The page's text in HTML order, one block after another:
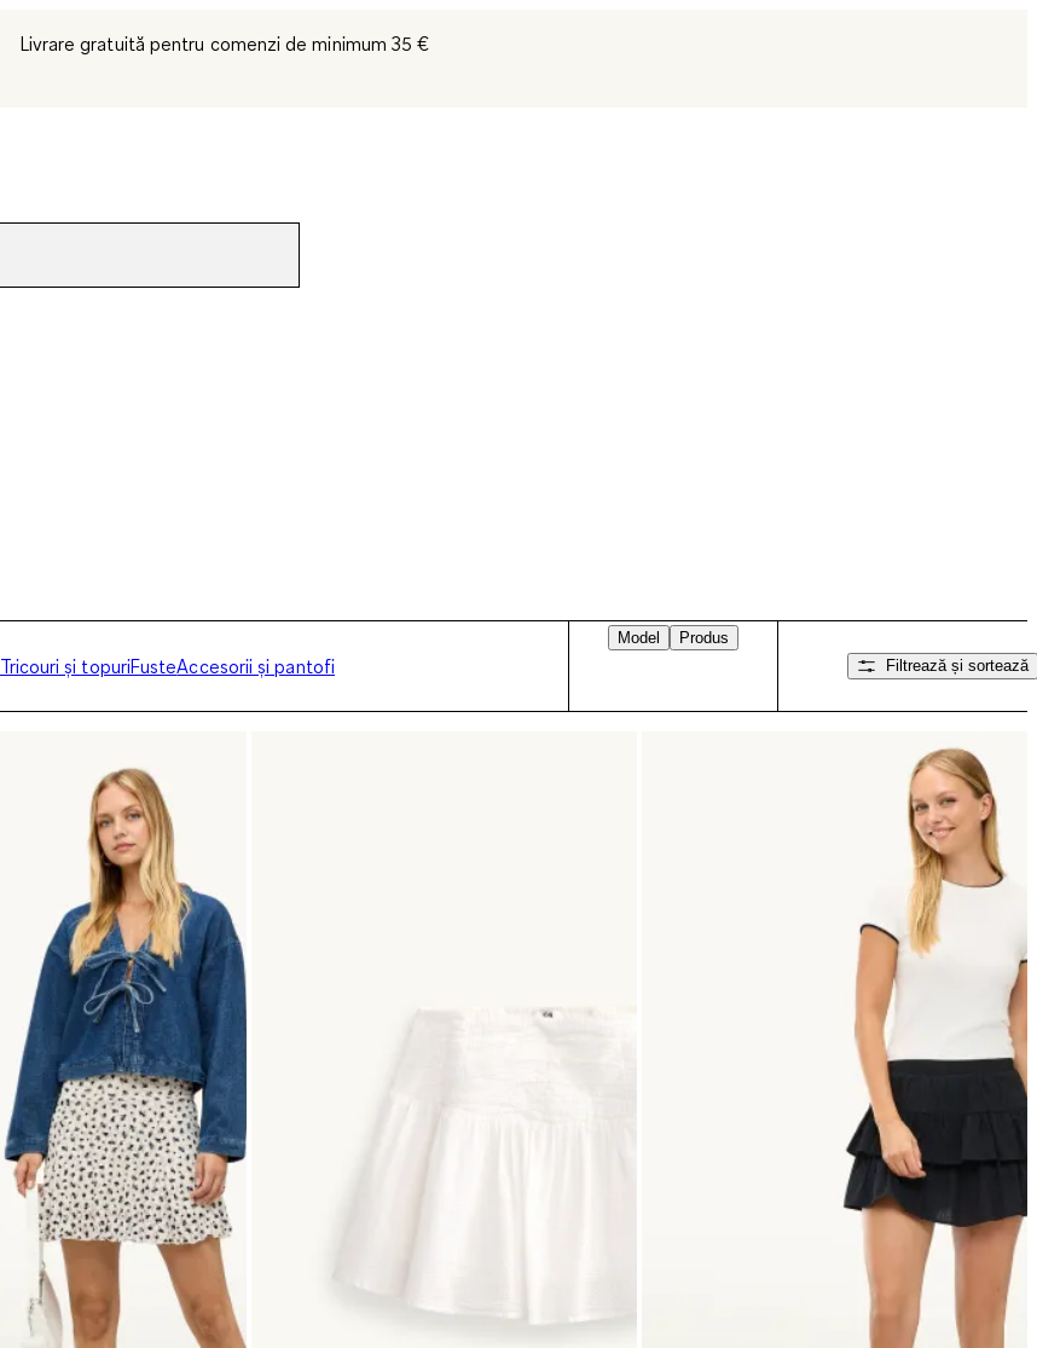
Livrare gratuită pentru comenzi de minimum 35 €
Tricouri și topuriFusteAccesorii și pantofi
Model
Produs
Filtrează și sortează